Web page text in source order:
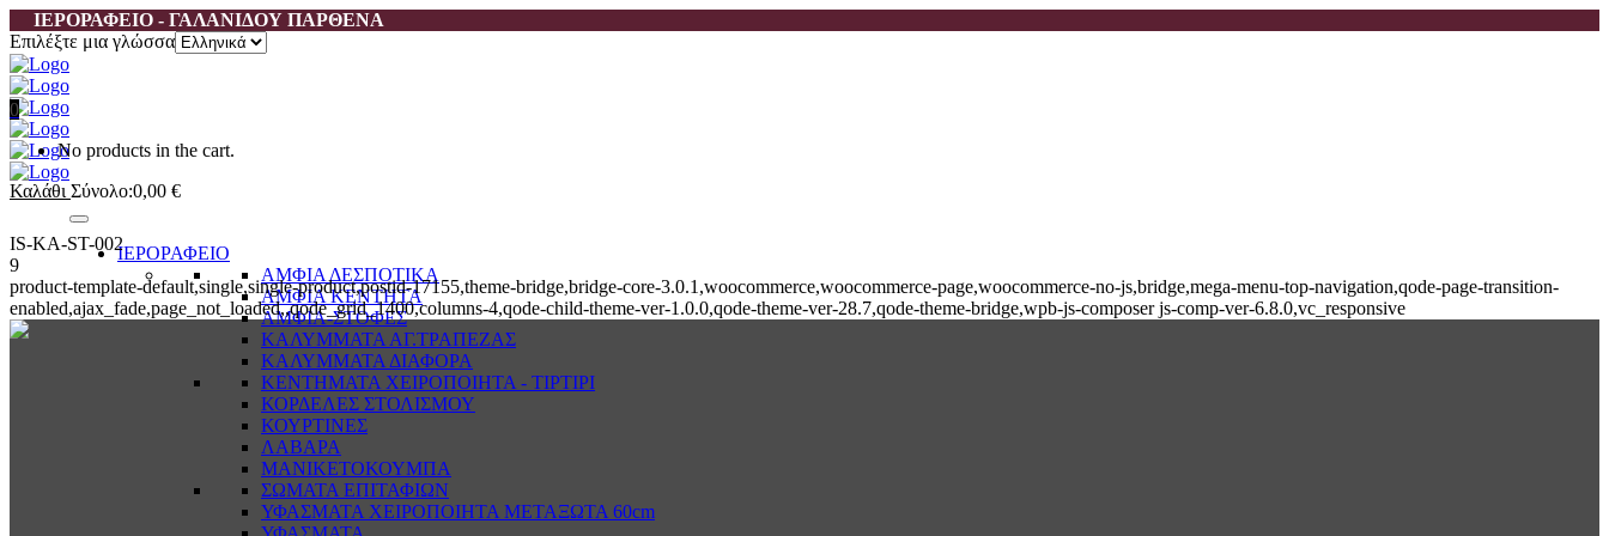
ΙΕΡΟΡΑΦΕΙΟ - ΓΑΛΑΝΙΔΟΥ ΠΑΡΘΕΝΑ
Επιλέξτε μια γλώσσα
0
No products in the cart.
Καλάθι Σύνολο:0,00 €
ΙΕΡΟΡΑΦΕΙΟ
ΑΜΦΙΑ ΔΕΣΠΟΤΙΚΑ
ΑΜΦΙΑ ΚΕΝΤΗΤΑ
ΑΜΦΙΑ-ΣΤΟΦΕΣ
ΚΑΛΥΜΜΑΤΑ ΑΓ.ΤΡΑΠΕΖΑΣ
ΚΑΛΥΜΜΑΤΑ ΔΙΑΦΟΡΑ
ΚΕΝΤΗΜΑΤΑ ΧΕΙΡΟΠΟΙΗΤΑ - ΤΙΡΤΙΡΙ
ΚΟΡΔΕΛΕΣ ΣΤΟΛΙΣΜΟΥ
ΚΟΥΡΤΙΝΕΣ
ΛΑΒΑΡΑ
ΜΑΝΙΚΕΤΟΚΟΥΜΠΑ
ΣΩΜΑΤΑ ΕΠΙΤΑΦΙΩΝ
ΥΦΑΣΜΑΤΑ ΧΕΙΡΟΠΟΙΗΤΑ ΜΕΤΑΞΩΤΑ 60cm
IS-KA-ST-002
9
product-template-default,single,single-product,postid-17155,theme-bridge,bridge-core-3.0.1,woocommerce,woocommerce-page,woocommerce-no-js,bridge,mega-menu-top-navigation,qode-page-transition-
enabled,ajax_fade,page_not_loaded,,qode_grid_1400,columns-4,qode-child-theme-ver-1.0.0,qode-theme-ver-28.7,qode-theme-bridge,wpb-js-composer js-comp-ver-6.8.0,vc_responsive